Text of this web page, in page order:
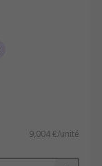
9,004 €/unité